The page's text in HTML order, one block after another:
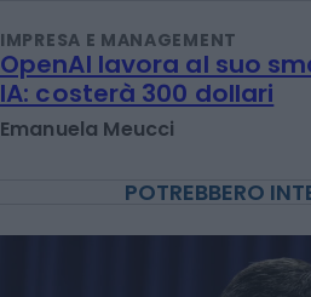
IMPRESA E MANAGEMENT
OpenAI lavora al suo
IA: costerà 300 dollari
Emanuela Meucci
POTREBBERO